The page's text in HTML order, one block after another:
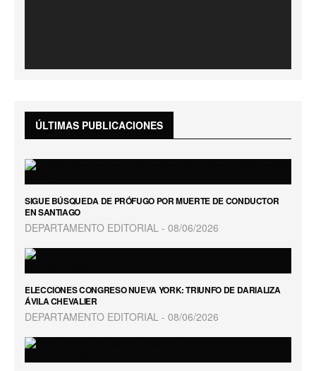
ÚLTIMAS PUBLICACIONES
SIGUE BÚSQUEDA DE PRÓFUGO POR MUERTE DE CONDUCTOR
EN SANTIAGO
DEPARTAMENTO EDITORIAL 08/06/2026
ELECCIONES CONGRESO NUEVA YORK: TRIUNFO DE DARIALIZA
ÁVILA CHEVALIER
DEPARTAMENTO EDITORIAL 08/06/2026